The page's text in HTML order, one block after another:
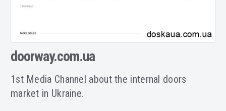
doorway.com.ua
1st Media Channel about the internal doors
market in Ukraine.